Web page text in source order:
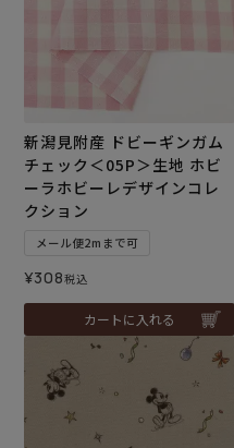
新潟見附産 ドビーギンガム
チェック＜05P＞生地 ホビ
ーラホビーレデザインコレ
クション
メール便2mまで可
¥308税込
カートに入れる